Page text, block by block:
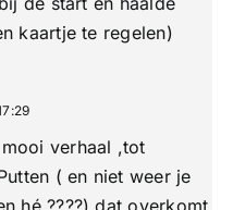
kaartje te regelen)
verhaal ,tot
( en niet weer je
hé ????) dat overkomt